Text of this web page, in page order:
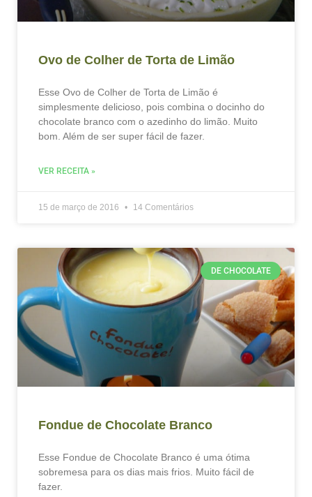
Ovo de Colher de Torta de Limão
Esse Ovo de Colher de Torta de Limão é
simplesmente delicioso, pois combina o docinho do
chocolate branco com o azedinho do limão. Muito
bom. Além de ser super fácil de fazer.
VER RECEITA »
15 de março de 2016 14 Comentários
DE CHOCOLATE
Fondue de Chocolate Branco
Esse Fondue de Chocolate Branco é uma ótima
sobremesa para os dias mais frios. Muito fácil de
fazer.